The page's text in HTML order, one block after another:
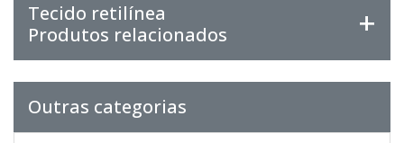
Tecido retilínea
Produtos relacionados
Outras categorias